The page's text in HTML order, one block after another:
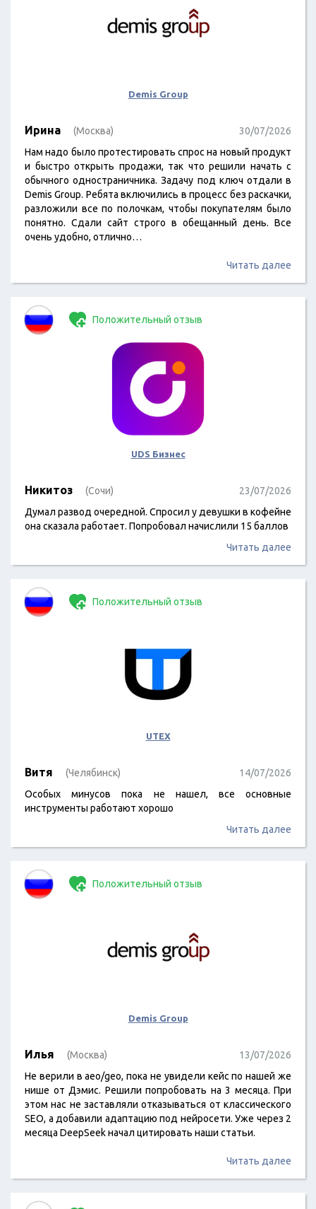
Demis Group
Ирина (Москва)
30/07/2026
Нам надо было протестировать спрос на новый продукт
и быстро открыть продажи, так что решили начать с
обычного одностраничника. Задачу под ключ отдали в
Demis Group. Ребята включились в процесс без раскачки,
разложили все по полочкам, чтобы покупателям было
понятно. Сдали сайт строго в обещанный день. Все
очень удобно, отлично…
Читать далее
Положительный отзыв
UDS Бизнес
Никитоз (Сочи)
23/07/2026
Думал развод очередной. Спросил у девушки в кофейне
она сказала работает. Попробовал начислили 15 баллов
Читать далее
Положительный отзыв
UTEX
Витя (Челябинск)
14/07/2026
Особых минусов пока не нашел, все основные
инструменты работают хорошо
Читать далее
Положительный отзыв
Demis Group
Илья (Москва)
13/07/2026
Не верили в aeo/geo, пока не увидели кейс по нашей же
нише от Дэмис. Решили попробовать на 3 месяца. При
этом нас не заставляли отказываться от классического
SEO, а добавили адаптацию под нейросети. Уже через 2
месяца DeepSeek начал цитировать наши статьи.
Читать далее